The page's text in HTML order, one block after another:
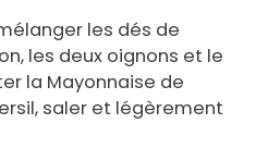
les dés de
les deux oignons et le
la Mayonnaise de
saler et légèrement